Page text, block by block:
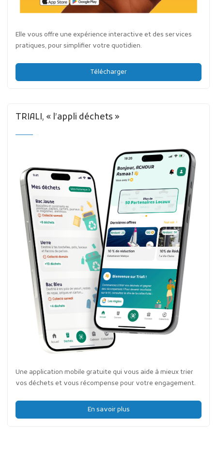
Elle vous offre une expérience interactive et des services
pratiques, pour simplifier votre quotidien.
Télécharger
TRIALI, « l’appli déchets »
Une application mobile gratuite qui vous aide à mieux trier
vos déchets et vous récompense pour votre engagement.
En savoir plus